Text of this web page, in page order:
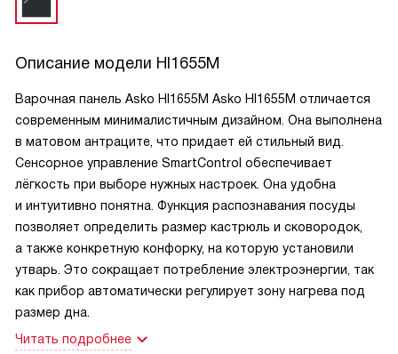
Описание модели HI1655M
Варочная панель Asko HI1655M Asko HI1655M отличается
современным минималистичным дизайном. Она выполнена
в матовом антраците, что придает ей стильный вид.
Сенсорное управление SmartControl обеспечивает
лёгкость при выборе нужных настроек. Она удобна
и интуитивно понятна. Функция распознавания посуды
позволяет определить размер кастрюль и сковородок,
а также конкретную конфорку, на которую установили
утварь. Это сокращает потребление электроэнергии, так
как прибор автоматически регулирует зону нагрева под
размер дна.
Читать подробнее